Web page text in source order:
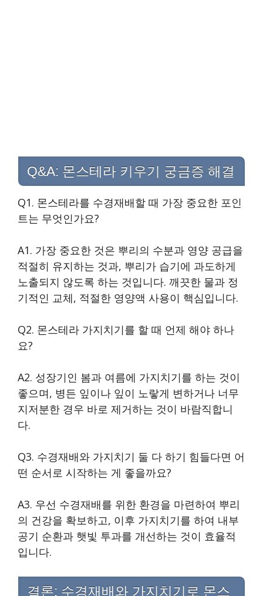
Q&A: 몬스테라 키우기 궁금증 해결
Q1. 몬스테라를 수경재배할 때 가장 중요한 포인
트는 무엇인가요?
A1. 가장 중요한 것은 뿌리의 수분과 영양 공급을
적절히 유지하는 것과, 뿌리가 습기에 과도하게
노출되지 않도록 하는 것입니다. 깨끗한 물과 정
기적인 교체, 적절한 영양액 사용이 핵심입니다.
Q2. 몬스테라 가지치기를 할 때 언제 해야 하나
요?
A2. 성장기인 봄과 여름에 가지치기를 하는 것이
좋으며, 병든 잎이나 잎이 노랗게 변하거나 너무
지저분한 경우 바로 제거하는 것이 바람직합니
다.
Q3. 수경재배와 가지치기 둘 다 하기 힘들다면 어
떤 순서로 시작하는 게 좋을까요?
A3. 우선 수경재배를 위한 환경을 마련하여 뿌리
의 건강을 확보하고, 이후 가지치기를 하여 내부
공기 순환과 햇빛 투과를 개선하는 것이 효율적
입니다.
결론: 수경재배와 가지치기로 몬스